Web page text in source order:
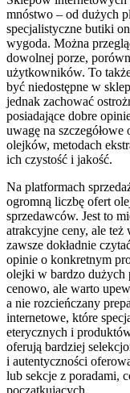
mnóstwo – od dużych
specjalistyczne butiki
wygoda. Można
dowolnej porze,
użytkowników. To
być niedostępne w
jednak zachować
posiadające dobre
uwagę na
olejków, metodach
ich czystość i jakość.
Na platformach
ogromną liczbę ofert
sprzedawców. Jest to
atrakcyjne ceny, ale
zawsze dokładnie
opinie o konkretnym
olejki w bardzo dużych
cenowo, ale warto
a nie rozcieńczany
internetowe, które
eterycznych i
oferują bardziej
i autentyczności
lub sekcje z poradami,
początkujących.